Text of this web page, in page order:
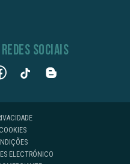
SOCIAIS
ELECTRÓNICO